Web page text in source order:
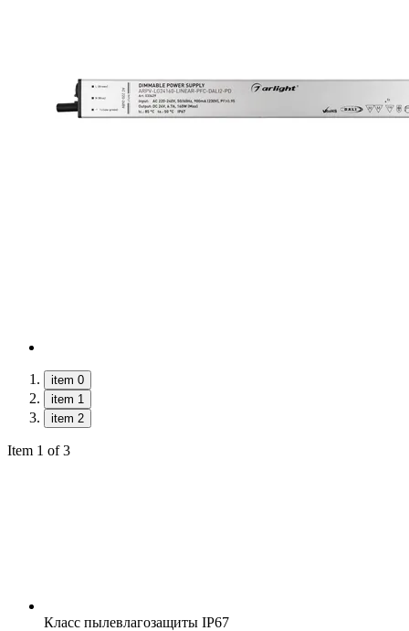
item 0
item 1
item 2
Item 1 of 3
Класс пылевлагозащиты IP67